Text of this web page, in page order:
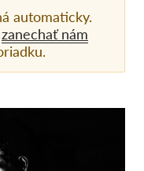
automaticky.
zanechať nám